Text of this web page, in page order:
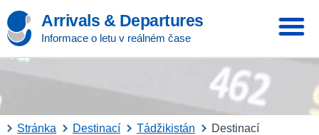
Arrivals & Departures
Informace o letu v reálném čase
Stránka Destinací Tádžikistán Destinací